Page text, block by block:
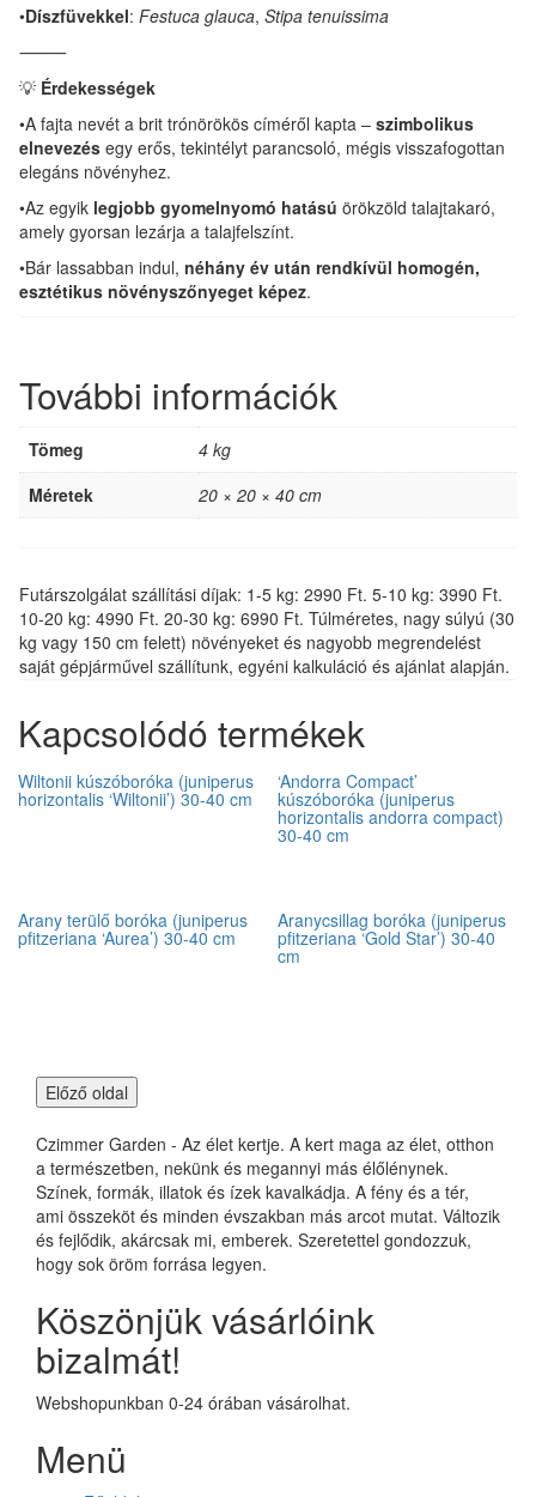
•Díszfüvekkel: Festuca glauca, Stipa tenuissima
⸻
💡 Érdekességek
•A fajta nevét a brit trónörökös címéről kapta – szimbolikus
elnevezés egy erős, tekintélyt parancsoló, mégis visszafogottan
elegáns növényhez.
•Az egyik legjobb gyomelnyomó hatású örökzöld talajtakaró,
amely gyorsan lezárja a talajfelszínt.
•Bár lassabban indul, néhány év után rendkívül homogén,
esztétikus növényszőnyeget képez.
További információk
Tömeg
4 kg
Méretek
20 × 20 × 40 cm
Futárszolgálat szállítási díjak: 1-5 kg: 2990 Ft. 5-10 kg: 3990 Ft.
10-20 kg: 4990 Ft. 20-30 kg: 6990 Ft. Túlméretes, nagy súlyú (30
kg vagy 150 cm felett) növényeket és nagyobb megrendelést
saját gépjárművel szállítunk, egyéni kalkuláció és ajánlat alapján.
Kapcsolódó termékek
Wiltonii kúszóboróka (juniperus
horizontalis ‘Wiltonii’) 30-40 cm
‘Andorra Compact’
kúszóboróka (juniperus
horizontalis andorra compact)
30-40 cm
Arany terülő boróka (juniperus
pfitzeriana ‘Aurea’) 30-40 cm
Aranycsillag boróka (juniperus
pfitzeriana ‘Gold Star’) 30-40
cm
Czimmer Garden - Az élet kertje. A kert maga az élet, otthon
a természetben, nekünk és megannyi más élőlénynek.
Színek, formák, illatok és ízek kavalkádja. A fény és a tér,
ami összeköt és minden évszakban más arcot mutat. Változik
és fejlődik, akárcsak mi, emberek. Szeretettel gondozzuk,
hogy sok öröm forrása legyen.
Köszönjük vásárlóink
bizalmát!
Webshopunkban 0-24 órában vásárolhat.
Menü